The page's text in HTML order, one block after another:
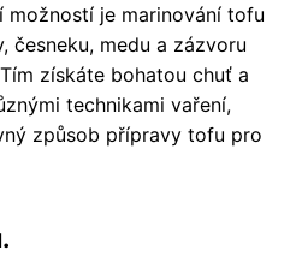
možností je marinování tofu
česneku, medu a zázvoru
získáte bohatou chuť a
technikami vaření,
způsob přípravy tofu pro